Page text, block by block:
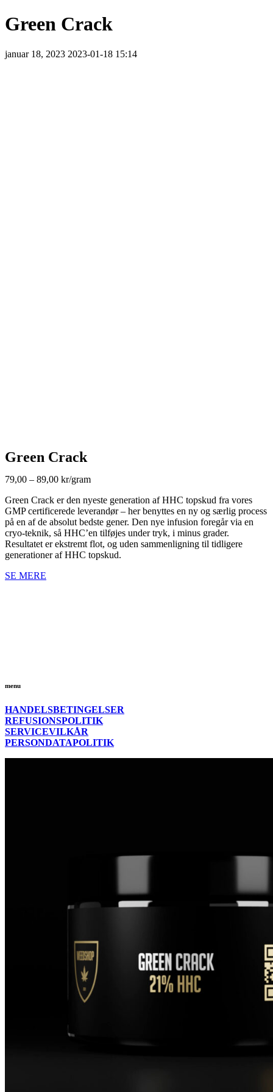
Green Crack
januar 18, 2023 2023-01-18 15:14
Green Crack
79,00 – 89,00 kr/gram
Green Crack er den nyeste generation af HHC topskud fra vores
GMP certificerede leverandør – her benyttes en ny og særlig process
på en af de absolut bedste gener. Den nye infusion foregår via en
cryo-teknik, så HHC’en tilføjes under tryk, i minus grader.
Resultatet er ekstremt flot, og uden sammenligning til tidligere
generationer af HHC topskud.
SE MERE
menu
HANDELSBETINGELSER
REFUSIONSPOLITIK
SERVICEVILKÅR
PERSONDATAPOLITIK